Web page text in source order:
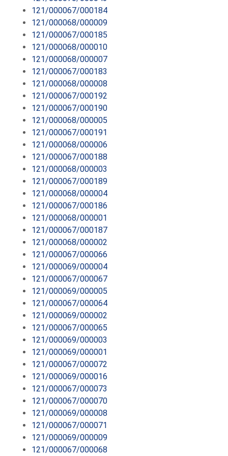
121/000067/000184
121/000068/000009
121/000067/000185
121/000068/000010
121/000068/000007
121/000067/000183
121/000068/000008
121/000067/000192
121/000067/000190
121/000068/000005
121/000067/000191
121/000068/000006
121/000067/000188
121/000068/000003
121/000067/000189
121/000068/000004
121/000067/000186
121/000068/000001
121/000067/000187
121/000068/000002
121/000067/000066
121/000069/000004
121/000067/000067
121/000069/000005
121/000067/000064
121/000069/000002
121/000067/000065
121/000069/000003
121/000069/000001
121/000067/000072
121/000069/000016
121/000067/000073
121/000067/000070
121/000069/000008
121/000067/000071
121/000069/000009
121/000067/000068